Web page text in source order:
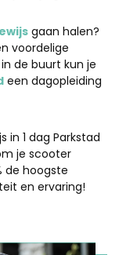
gaan halen?
voordelige
de buurt kun je
een dagopleiding
in 1 dag Parkstad
je scooter
de hoogste
en ervaring!